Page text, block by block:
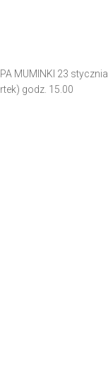
MUMINKI 23 stycznia
godz. 15.00